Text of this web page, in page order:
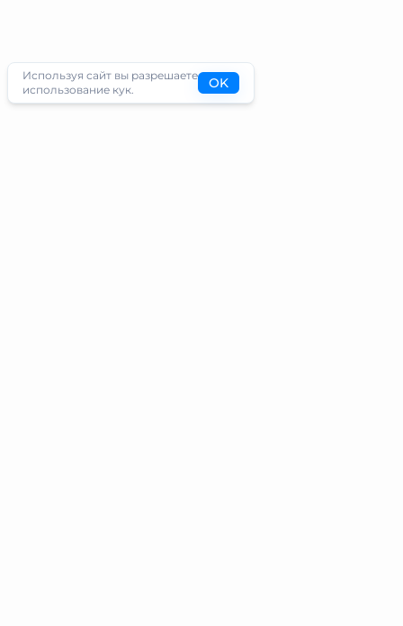
Используя сайт вы разрешаете
использование кук.
OK